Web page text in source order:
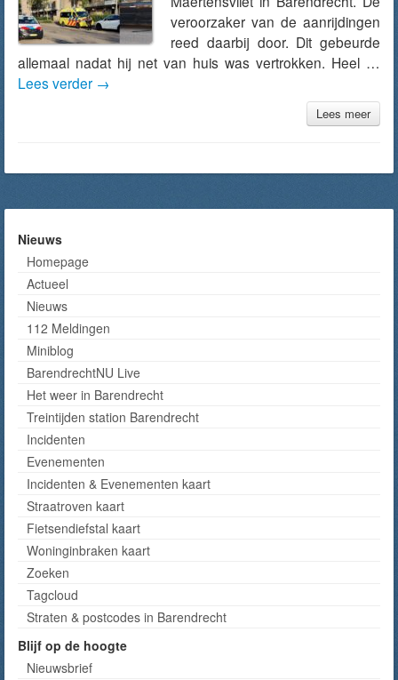
veroorzaker van de aanrijdingen
reed daarbij door. Dit gebeurde
allemaal nadat hij net van huis was vertrokken. Heel …
Lees verder →
Lees meer
Nieuws
Homepage
Actueel
Nieuws
112 Meldingen
Miniblog
BarendrechtNU Live
Het weer in Barendrecht
Treintijden station Barendrecht
Incidenten
Evenementen
Incidenten & Evenementen kaart
Straatroven kaart
Fietsendiefstal kaart
Woninginbraken kaart
Zoeken
Tagcloud
Straten & postcodes in Barendrecht
Blijf op de hoogte
Nieuwsbrief